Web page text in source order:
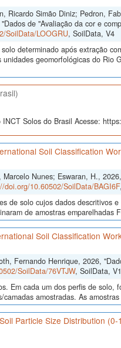
Ricardo Simão Diniz; Pedron,
de "Avaliação da cor e
SoilData/LOOGRU, SoilData, V4
determinado após extração
geomorfológicas do Rio
Solos do Brasil Acesse:
Soil Classification
Nunes; Eswaran, H.,
doi.org/10.60502/SoilData/BAGI6F
de solo cujos dados descritivos
de amostras emparelhadas
Soil Classification
Fernando Henrique, 2026,
SoilData/76VTJW, SoilData, V1
Em cada um dos perfis de
amostradas. As
Particle Size Distribution